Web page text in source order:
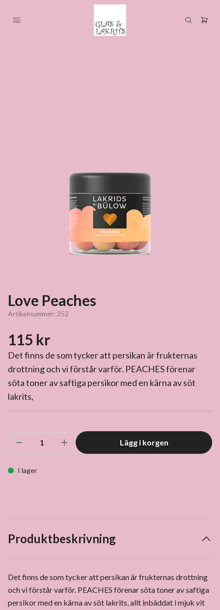
Love Peaches
Artikelnummer: 252
115 kr
Det finns de som tycker att persikan är frukternas
drottning och vi förstår varför. PEACHES förenar
söta toner av saftiga persikor med en kärna av söt
lakrits,
Lägg i korgen
I lager
Produktbeskrivning
Det finns de som tycker att persikan är frukternas drottning
och vi förstår varför. PEACHES förenar söta toner av saftiga
persikor med en kärna av söt lakrits, allt inbäddat i mjuk vit